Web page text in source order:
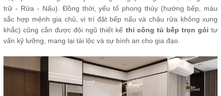
trữ - Rửa - Nấu). Đồng thời, yếu tố phong thủy (hướng bếp, màu
sắc hợp mệnh gia chủ, vị trí đặt bếp nấu và chậu rửa không xung
khắc) cũng cần được đội ngũ thiết kế thi công tủ bếp trọn gói tư
vấn kỹ lưỡng, mang lại tài lộc và sự bình an cho gia đạo.